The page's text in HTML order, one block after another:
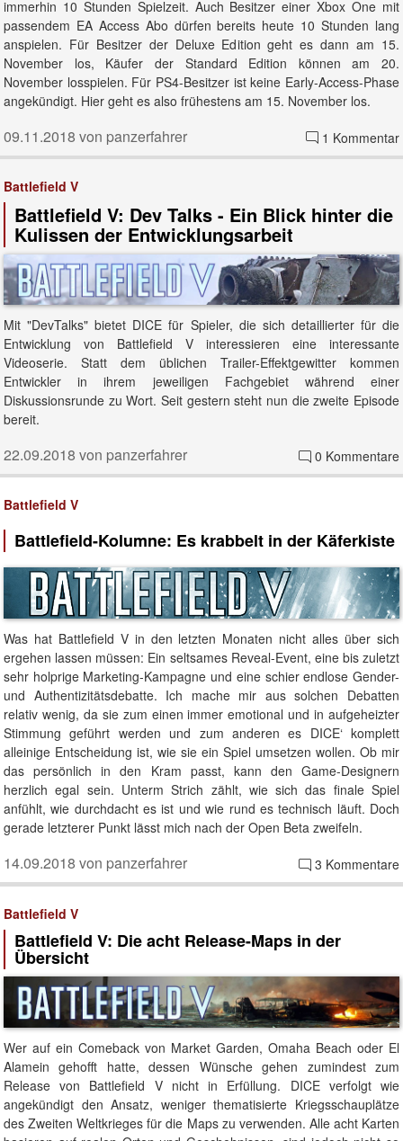
immerhin 10 Stunden Spielzeit. Auch Besitzer einer Xbox One mit
passendem EA Access Abo dürfen bereits heute 10 Stunden lang
anspielen. Für Besitzer der Deluxe Edition geht es dann am 15.
November los, Käufer der Standard Edition können am 20.
November losspielen. Für PS4-Besitzer ist keine Early-Access-Phase
angekündigt. Hier geht es also frühestens am 15. November los.
1 Kommentar
09.11.2018 von panzerfahrer
Battlefield V
Battlefield V: Dev Talks - Ein Blick hinter die
Kulissen der Entwicklungsarbeit
Mit "DevTalks" bietet DICE für Spieler, die sich detaillierter für die
Entwicklung von Battlefield V interessieren eine interessante
Videoserie. Statt dem üblichen Trailer-Effektgewitter kommen
Entwickler in ihrem jeweiligen Fachgebiet während einer
Diskussionsrunde zu Wort. Seit gestern steht nun die zweite Episode
bereit.
0 Kommentare
22.09.2018 von panzerfahrer
Battlefield V
Battlefield-Kolumne: Es krabbelt in der Käferkiste
Was hat Battlefield V in den letzten Monaten nicht alles über sich
ergehen lassen müssen: Ein seltsames Reveal-Event, eine bis zuletzt
sehr holprige Marketing-Kampagne und eine schier endlose Gender-
und Authentizitätsdebatte. Ich mache mir aus solchen Debatten
relativ wenig, da sie zum einen immer emotional und in aufgeheizter
Stimmung geführt werden und zum anderen es DICE‘ komplett
alleinige Entscheidung ist, wie sie ein Spiel umsetzen wollen. Ob mir
das persönlich in den Kram passt, kann den Game-Designern
herzlich egal sein. Unterm Strich zählt, wie sich das finale Spiel
anfühlt, wie durchdacht es ist und wie rund es technisch läuft. Doch
gerade letzterer Punkt lässt mich nach der Open Beta zweifeln.
3 Kommentare
14.09.2018 von panzerfahrer
Battlefield V
Battlefield V: Die acht Release-Maps in der
Übersicht
Wer auf ein Comeback von Market Garden, Omaha Beach oder El
Alamein gehofft hatte, dessen Wünsche gehen zumindest zum
Release von Battlefield V nicht in Erfüllung. DICE verfolgt wie
angekündigt den Ansatz, weniger thematisierte Kriegsschauplätze
des Zweiten Weltkrieges für die Maps zu verwenden. Alle acht Karten